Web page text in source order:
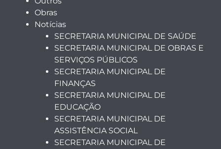
Obras
Notícias
SECRETARIA MUNICIPAL DE SAÚDE
SECRETARIA MUNICIPAL DE OBRAS E
SERVIÇOS PÚBLICOS
SECRETARIA MUNICIPAL DE
FINANÇAS
SECRETARIA MUNICIPAL DE
EDUCAÇÃO
SECRETARIA MUNICIPAL DE
ASSISTÊNCIA SOCIAL
SECRETARIA MUNICIPAL DE